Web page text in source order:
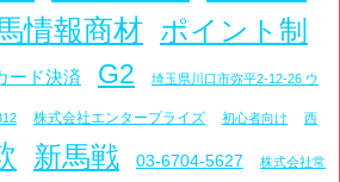
情報商材 ポイント制
ード決済 G2 埼玉県川口市弥平2-12-26 ウ
株式会社エンタープライズ 初心者向け 西
新馬戦 03-6704-5627 株式会社常